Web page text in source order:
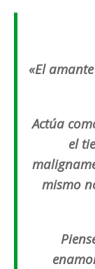
«El
Actúa
el
mismo